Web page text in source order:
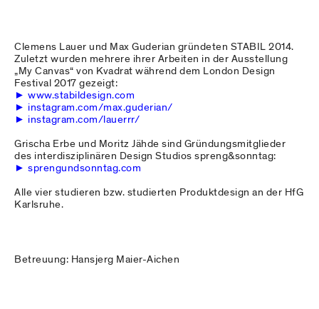
Clemens Lauer und Max Guderian gründeten STABIL 2014.
Zuletzt wurden mehrere ihrer Arbeiten in der Ausstellung
„My Canvas“ von Kvadrat während dem London Design
Festival 2017 gezeigt:
www.stabildesign.com
instagram.com/max.guderian/
instagram.com/lauerrr/
Grischa Erbe und Moritz Jähde sind Gründungsmitglieder
des interdisziplinären Design Studios spreng&sonntag:
sprengundsonntag.com
Alle vier studieren bzw. studierten Produktdesign an der HfG
Karlsruhe.
Betreuung: Hansjerg Maier-Aichen